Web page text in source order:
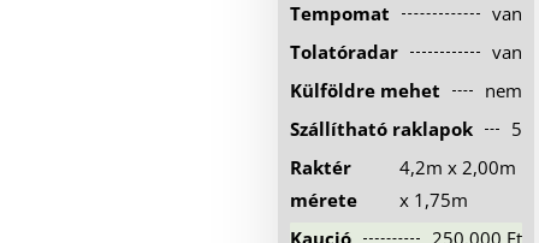
Kapcsolat
Tempomat
van
Tolatóradar
van
Külföldre mehet
nem
Szállítható raklapok
5
Raktér
mérete
4,2m x 2,00m
x 1,75m
Kaució
250.000 Ft